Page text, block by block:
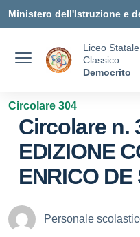
Ministero dell'Istruzione e
Liceo
Classico
Democrito
Circolare 304
Circolare n.
EDIZIONE
ENRICO DE
Personale